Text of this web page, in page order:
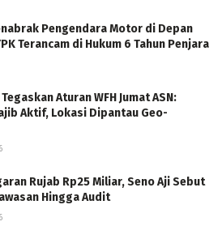
Pengendara Motor di Depan
Terancam di Hukum 6 Tahun Penjara
Aturan WFH Jumat ASN:
Aktif, Lokasi Dipantau Geo-
Rujab Rp25 Miliar, Seno Aji Sebut
Hingga Audit